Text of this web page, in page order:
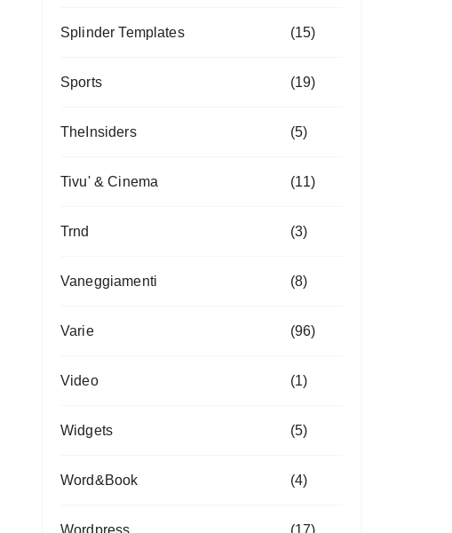
Splinder Templates (15)
Sports (19)
TheInsiders (5)
Tivu' & Cinema (11)
Trnd (3)
Vaneggiamenti (8)
Varie (96)
Video (1)
Widgets (5)
Word&Book (4)
Wordpress (17)